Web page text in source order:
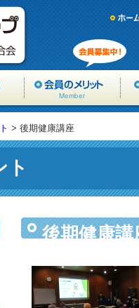
> 後期健康講座
ト
後期健康講